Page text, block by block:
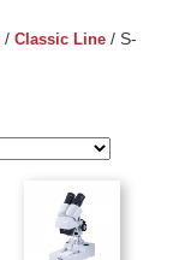
/Classic Line / S-